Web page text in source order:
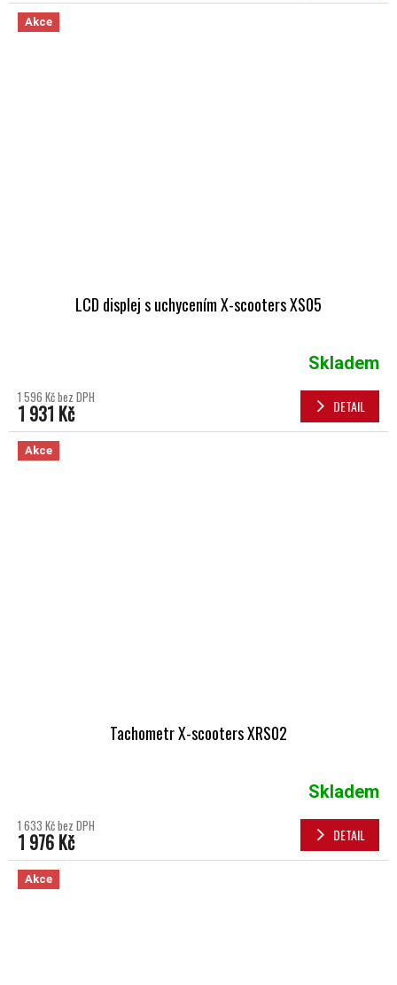
Akce
LCD displej s uchycením X-scooters XS05
Skladem
1 596 Kč bez DPH
1 931 Kč DETAIL
Akce
Tachometr X-scooters XRS02
Skladem
1 633 Kč bez DPH
1 976 Kč DETAIL
Akce